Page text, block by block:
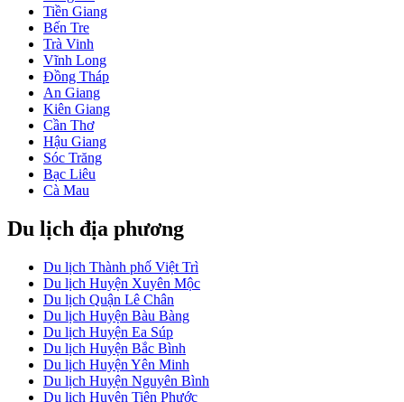
Tiền Giang
Bến Tre
Trà Vinh
Vĩnh Long
Đồng Tháp
An Giang
Kiên Giang
Cần Thơ
Hậu Giang
Sóc Trăng
Bạc Liêu
Cà Mau
Du lịch địa phương
Du lịch Thành phố Việt Trì
Du lịch Huyện Xuyên Mộc
Du lịch Quận Lê Chân
Du lịch Huyện Bàu Bàng
Du lịch Huyện Ea Súp
Du lịch Huyện Bắc Bình
Du lịch Huyện Yên Minh
Du lịch Huyện Nguyên Bình
Du lịch Huyện Tiên Phước